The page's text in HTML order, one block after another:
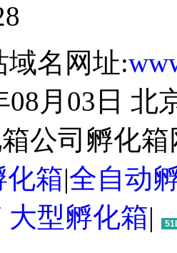
域名网址:
08月03日
公司孵化
化箱|全自动
大型孵化箱|